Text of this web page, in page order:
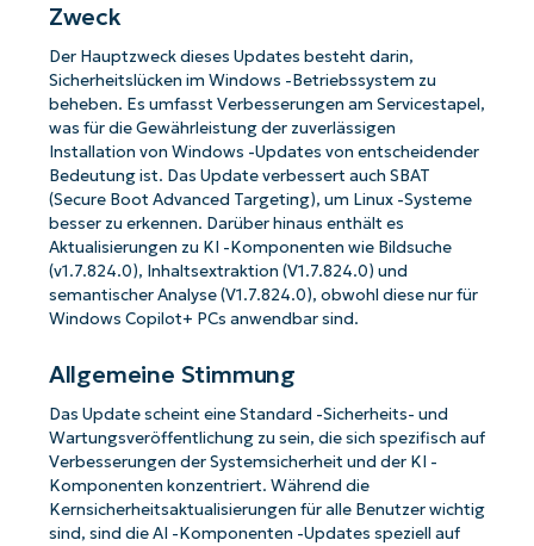
Zweck
Der Hauptzweck dieses Updates besteht darin,
Sicherheitslücken im Windows -Betriebssystem zu
beheben. Es umfasst Verbesserungen am Servicestapel,
was für die Gewährleistung der zuverlässigen
Installation von Windows -Updates von entscheidender
Bedeutung ist. Das Update verbessert auch SBAT
(Secure Boot Advanced Targeting), um Linux -Systeme
besser zu erkennen. Darüber hinaus enthält es
Aktualisierungen zu KI -Komponenten wie Bildsuche
(v1.7.824.0), Inhaltsextraktion (V1.7.824.0) und
semantischer Analyse (V1.7.824.0), obwohl diese nur für
Windows Copilot+ PCs anwendbar sind.
Allgemeine Stimmung
Das Update scheint eine Standard -Sicherheits- und
Wartungsveröffentlichung zu sein, die sich spezifisch auf
Verbesserungen der Systemsicherheit und der KI -
Komponenten konzentriert. Während die
Kernsicherheitsaktualisierungen für alle Benutzer wichtig
sind, sind die AI -Komponenten -Updates speziell auf